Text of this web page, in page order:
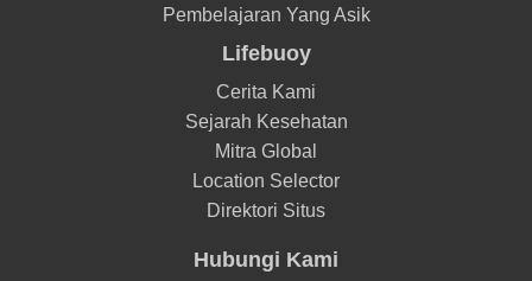
Pembelajaran Yang Asik
Lifebuoy
Cerita Kami
Sejarah Kesehatan
Mitra Global
Location Selector
Direktori Situs
Hubungi Kami